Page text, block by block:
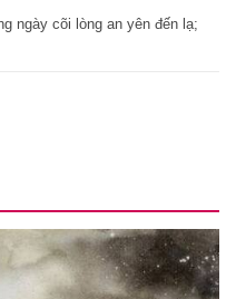
ngày cõi lòng an yên đến lạ;